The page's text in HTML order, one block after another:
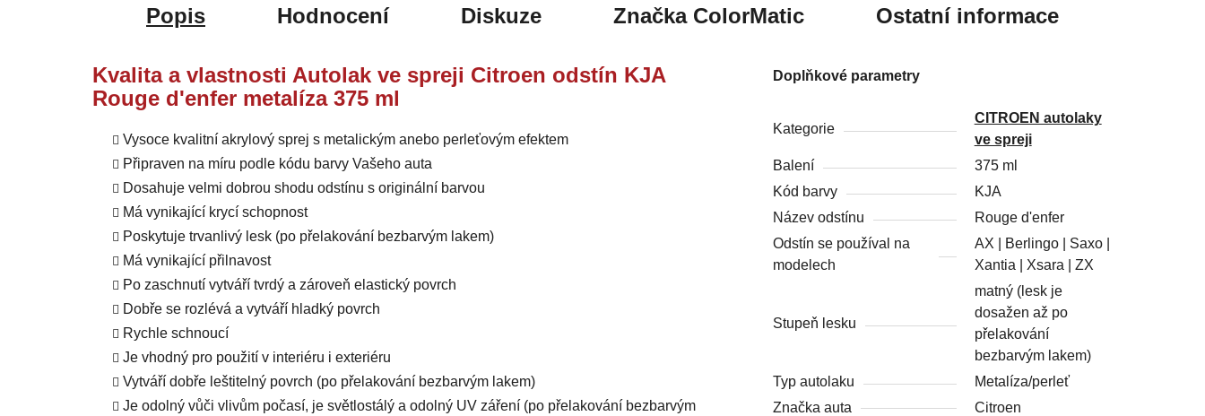
Popis Hodnocení Diskuze ZnačkaColorMatic Ostatní informace
Kvalita a vlastnosti Autolak ve spreji Citroen odstín KJA
Rouge d'enfer metalíza 375 ml
Vysoce kvalitní akrylový sprej s metalickým anebo perleťovým efektem
Připraven na míru podle kódu barvy Vašeho auta
Dosahuje velmi dobrou shodu odstínu s originální barvou
Má vynikající krycí schopnost
Poskytuje trvanlivý lesk (po přelakování bezbarvým lakem)
Má vynikající přilnavost
Po zaschnutí vytváří tvrdý a zároveň elastický povrch
Dobře se rozlévá a vytváří hladký povrch
Rychle schnoucí
Je vhodný pro použití v interiéru i exteriéru
Vytváří dobře leštitelný povrch (po přelakování bezbarvým lakem)
Je odolný vůči vlivům počasí, je světlostálý a odolný UV záření (po přelakování bezbarvým
Doplňkové parametry
Kategorie
CITROEN autolaky
ve spreji
Balení
375 ml
Kód barvy
KJA
Název odstínu
Rouge d'enfer
Odstín se používal na
modelech
AX | Berlingo | Saxo |
Xantia | Xsara | ZX
Stupeň lesku
matný (lesk je
dosažen až po
přelakování
bezbarvým lakem)
Typ autolaku
Metalíza/perleť
Značka auta
Citroen